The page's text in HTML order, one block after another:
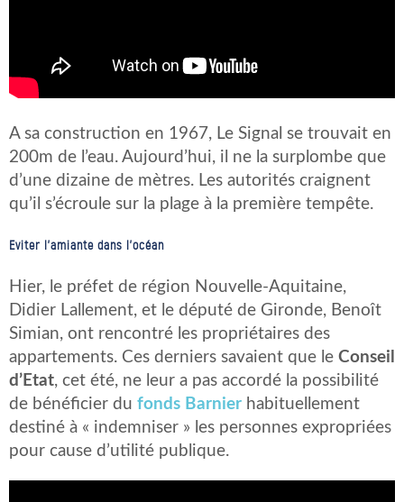
A sa construction en 1967, Le Signal se trouvait en
200m de l’eau. Aujourd’hui, il ne la surplombe que
d’une dizaine de mètres. Les autorités craignent
qu’il s’écroule sur la plage à la première tempête.
Eviter l’amiante dans l’océan
Hier, le préfet de région Nouvelle-Aquitaine,
Didier Lallement, et le député de Gironde, Benoît
Simian, ont rencontré les propriétaires des
appartements. Ces derniers savaient que le Conseil
d’Etat, cet été, ne leur a pas accordé la possibilité
de bénéficier du fonds Barnier habituellement
destiné à « indemniser » les personnes expropriées
pour cause d’utilité publique.